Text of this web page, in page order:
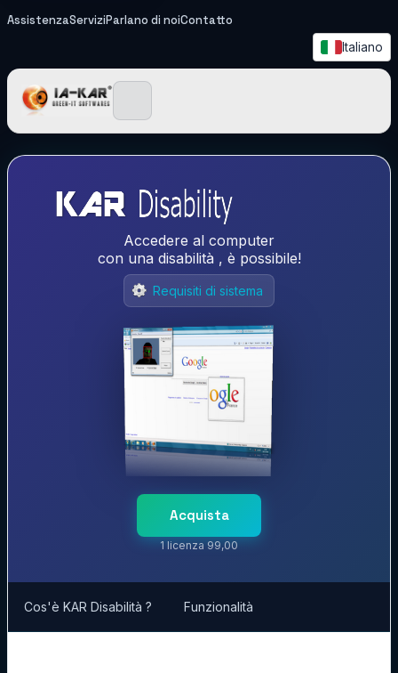
AssistenzaServiziParlano di noiContatto
Italiano
IA-KAR - Green IT
Accedere al computer
con una disabilità , è possibile!
Requisiti di sistema
Acquista
1 licenza 99,00
Cos'è KAR Disabilità ? Funzionalità